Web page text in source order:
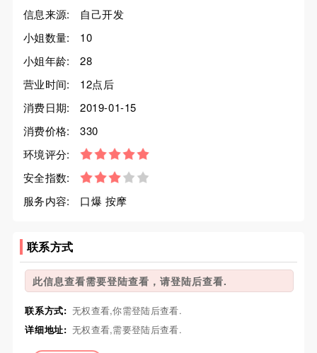
信息来源:
自己开发
小姐数量:
10
小姐年龄:
28
营业时间:
12点后
消费日期:
2019-01-15
消费价格:
330
环境评分:
安全指数:
服务内容:
口爆 按摩
联系方式
此信息查看需要登陆查看，请登陆后查看.
联系方式: 无权查看,你需登陆后查看.
详细地址: 无权查看,需要登陆后查看.